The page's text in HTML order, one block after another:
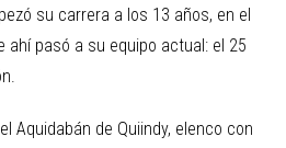
su carrera a los 13 años, en el
ahí pasó a su equipo actual: el 25
Aquidabán de Quiindy, elenco con